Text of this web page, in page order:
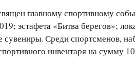
главному спортивному
эстафета «Битва берегов»;
Среди спортсменов,
инвентаря на сумму